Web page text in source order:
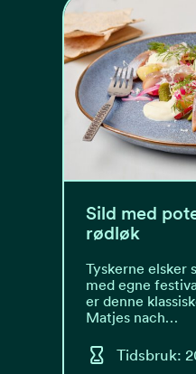
Sild med
rødløk
Tyskerne elsker
med egne
er denne
Matjes nach…
Tidsbruk: